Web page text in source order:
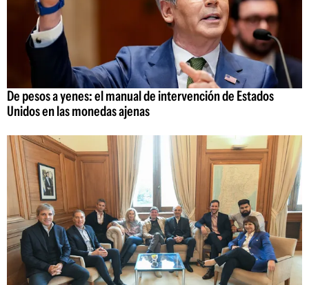
De pesos a yenes: el manual de intervención de Estados
Unidos en las monedas ajenas